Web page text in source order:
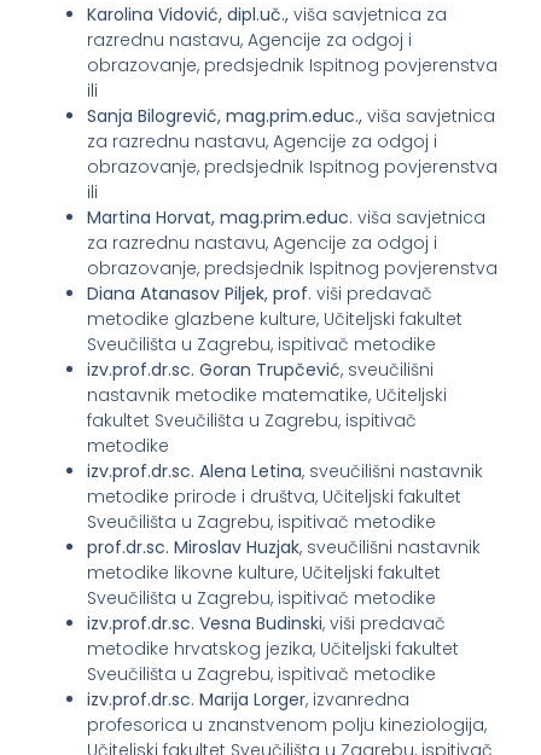
Karolina Vidović, dipl.uč., viša savjetnica za
razrednu nastavu, Agencije za odgoj i
obrazovanje, predsjednik Ispitnog povjerenstva
ili
Sanja Bilogrević, mag.prim.educ., viša savjetnica
za razrednu nastavu, Agencije za odgoj i
obrazovanje, predsjednik Ispitnog povjerenstva
ili
Martina Horvat, mag.prim.educ. viša savjetnica
za razrednu nastavu, Agencije za odgoj i
obrazovanje, predsjednik Ispitnog povjerenstva
Diana Atanasov Piljek, prof. viši predavač
metodike glazbene kulture, Učiteljski fakultet
Sveučilišta u Zagrebu, ispitivač metodike
izv.prof.dr.sc. Goran Trupčević, sveučilišni
nastavnik metodike matematike, Učiteljski
fakultet Sveučilišta u Zagrebu, ispitivač
metodike
izv.prof.dr.sc. Alena Letina, sveučilišni nastavnik
metodike prirode i društva, Učiteljski fakultet
Sveučilišta u Zagrebu, ispitivač metodike
prof.dr.sc. Miroslav Huzjak, sveučilišni nastavnik
metodike likovne kulture, Učiteljski fakultet
Sveučilišta u Zagrebu, ispitivač metodike
izv.prof.dr.sc. Vesna Budinski, viši predavač
metodike hrvatskog jezika, Učiteljski fakultet
Sveučilišta u Zagrebu, ispitivač metodike
izv.prof.dr.sc. Marija Lorger, izvanredna
profesorica u znanstvenom polju kineziologija,
Učiteljski fakultet Sveučilišta u Zagrebu, ispitivač